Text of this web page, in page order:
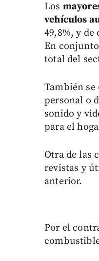
Los
vehículos
49,8%, y
En
total del
También
personal o
sonido y
para el
Otra de las
revistas y
anterior.
Por el